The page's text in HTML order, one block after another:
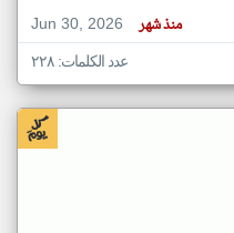
Jun 30, 2026
منذ شهر
عدد الكلمات: ٢٢٨